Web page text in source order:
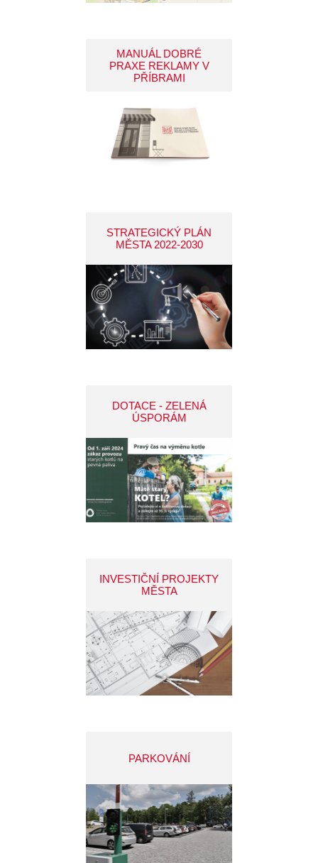
MANUÁL DOBRÉ
PRAXE REKLAMY V
PŘÍBRAMI
STRATEGICKÝ PLÁN
MĚSTA 2022-2030
DOTACE - ZELENÁ
ÚSPORÁM
INVESTIČNÍ PROJEKTY
MĚSTA
PARKOVÁNÍ